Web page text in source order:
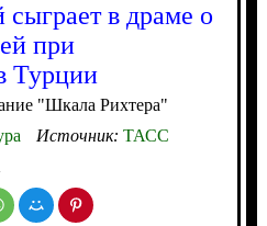
в драме о
при
Турции
"Шкала Рихтера"
Источник: ТАСС